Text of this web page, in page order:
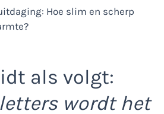
als volgt:
wordt het